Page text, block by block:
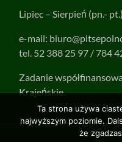
Lipiec – Sierpień (pn.-
e-mail:
tel. 52 388 25 97 / 784
Zadanie
Krajeńskie.
Ta strona używa
najwyższym poziomie.
że